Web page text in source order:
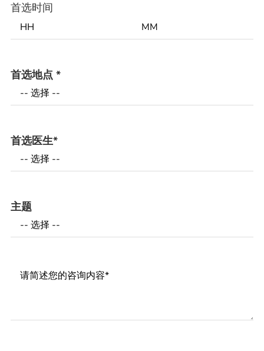
首选时间
首选地点 *
首选医生*
主题
Messages